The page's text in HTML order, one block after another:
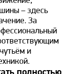
– здесь
За
и